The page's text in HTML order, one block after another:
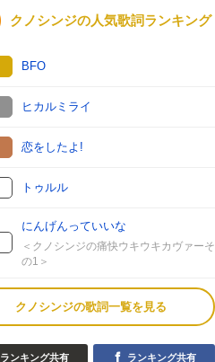
クノシンジの人気歌詞ランキング
BFO
ヒカルミライ
恋をしたよ!
トゥルル
にんげんっていいな
＜クノシンジの痛快ウキウキカヴァーそ
の1＞
クノシンジの歌詞一覧を見る
ランキング共有 ランキング共有